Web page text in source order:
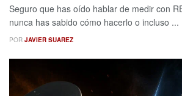
Seguro que has oído hablar de medir con
nunca has sabido cómo hacerlo o incluso ...
POR JAVIER SUAREZ